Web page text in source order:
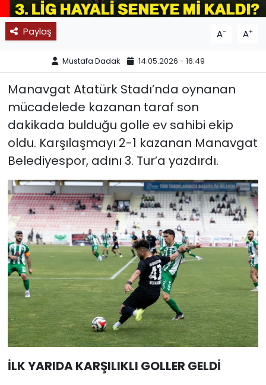
Paylaş A- A+
Mustafa Dadak 14.05.2026 - 16:49
Manavgat Atatürk Stadı’nda oynanan
mücadelede kazanan taraf son
dakikada bulduğu golle ev sahibi ekip
oldu. Karşılaşmayı 2-1 kazanan Manavgat
Belediyespor, adını 3. Tur’a yazdırdı.
İLK YARIDA KARŞILIKLI GOLLER GELDİ